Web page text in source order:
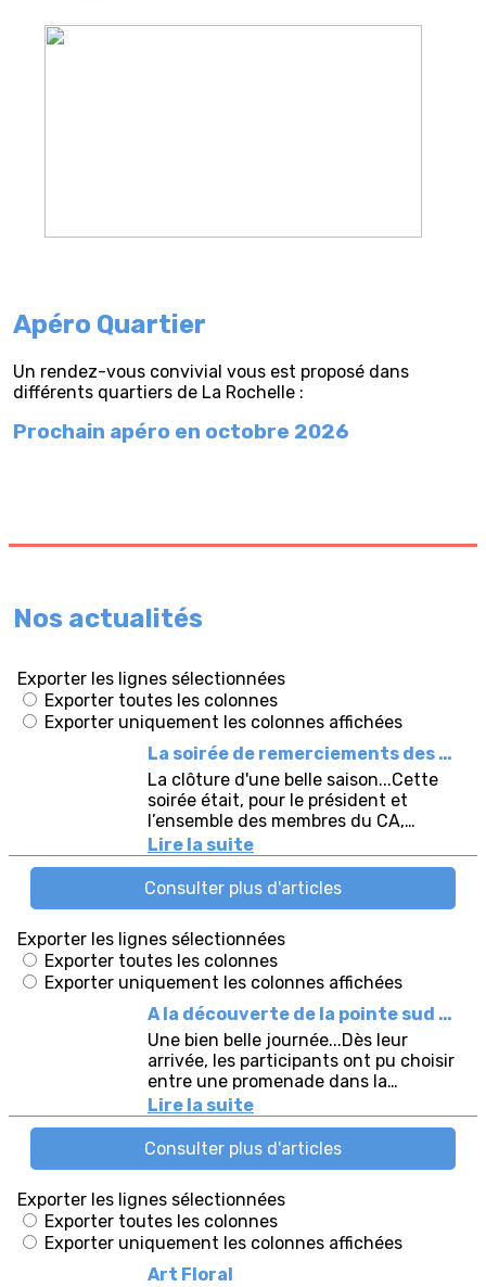
Apéro Quartier
Un rendez-vous convivial vous est proposé dans
différents quartiers de La Rochelle :
Prochain apéro en octobre 2026
Nos actualités